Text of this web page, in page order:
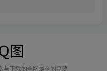
与下载的全网最全的森萝